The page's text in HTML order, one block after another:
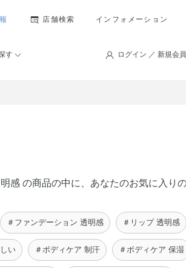
店舗検索 インフォメーション
す ログイン ／ 新規会
感 の商品の中に、あなたのお気に入り
＃ファンデーション 透明感 ＃リップ 透明感
い ＃ボディケア 制汗 ＃ボディケア 保湿